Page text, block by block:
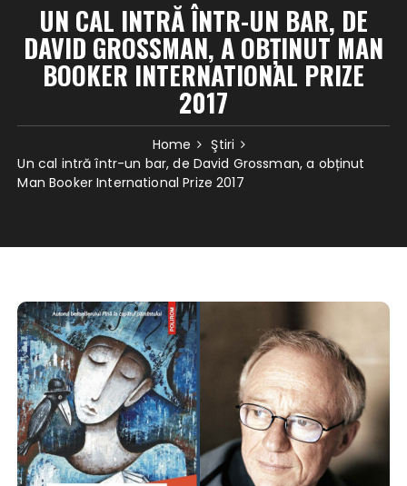
UN CAL INTRĂ ÎNTR-UN BAR, DE
DAVID GROSSMAN, A OBȚINUT MAN
BOOKER INTERNATIONAL PRIZE
2017
Home
Ştiri
Un cal intră într-un bar, de David Grossman, a obținut
Man Booker International Prize 2017